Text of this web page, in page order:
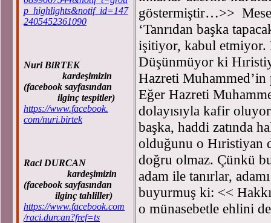
p_highlights&notif_id=147
2405452361090
Nuri BiRTEK
kardeşimizin
(facebook sayfasından
ilginç tespitler)
https://www.facebook.
com/nuri.birtek
Raci DURCAN
kardeşimizin
(facebook sayfasından
ilginç tahliller)
https://www.facebook.com
/raci.durcan?fref=ts
göstermiştir…>>
‘Tanrıdan başka
işitiyor, kabul etmiyor.
Düşünmüyor ki
Hazreti
Eğer Hazreti
dolayısıyla kafir
başka, haddi zatında
olduğunu o Hıristiyan
doğru olmaz. Çünkü
adam ile tanırlar,
buyurmuş ki: <<
o münasebetle ehlini